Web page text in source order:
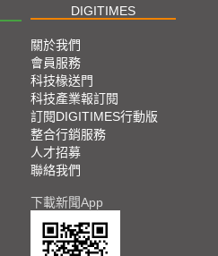
DIGITIMES
關於我們
會員服務
科技椽送門
科技產業報訂閱
訂閱DIGITIMES行動版
整合行銷服務
人才招募
聯絡我們
下載新聞App